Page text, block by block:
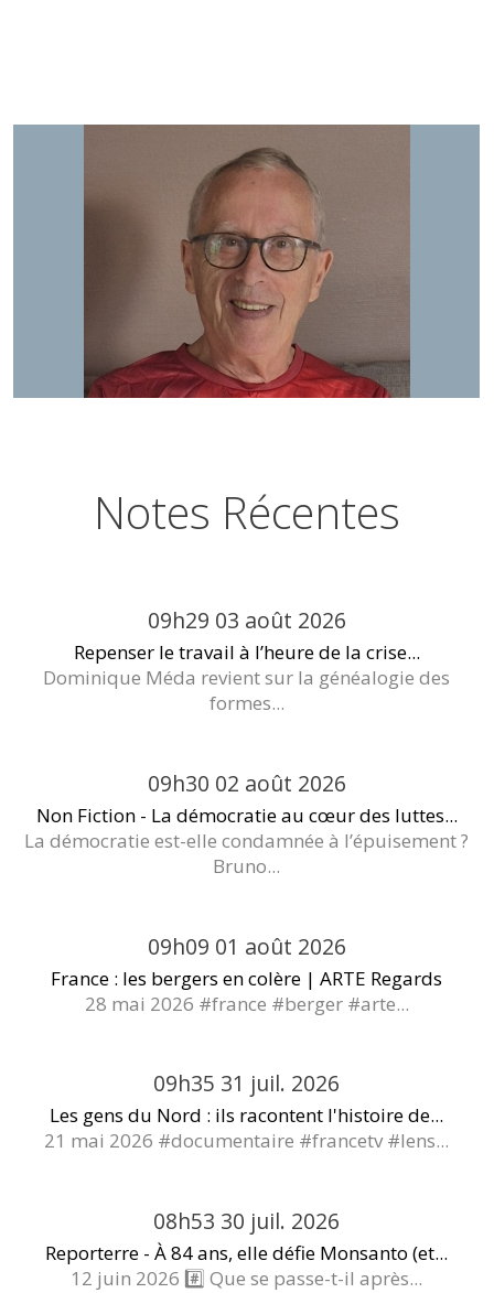
Notes Récentes
09h29 03 août 2026
Repenser le travail à l’heure de la crise...
Dominique Méda revient sur la généalogie des
formes...
09h30 02 août 2026
Non Fiction - La démocratie au cœur des luttes...
La démocratie est-elle condamnée à l’épuisement ?
Bruno...
09h09 01 août 2026
France : les bergers en colère | ARTE Regards
28 mai 2026 #france #berger #arte...
09h35 31 juil. 2026
Les gens du Nord : ils racontent l'histoire de...
21 mai 2026 #documentaire #francetv #lens...
08h53 30 juil. 2026
Reporterre - À 84 ans, elle défie Monsanto (et...
12 juin 2026 #️⃣ Que se passe-t-il après...